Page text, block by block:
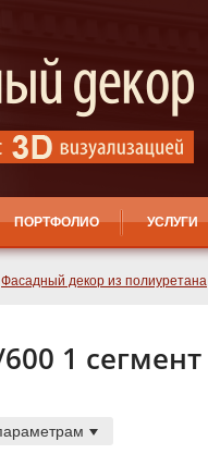
ПОРТФОЛИО УСЛУГИ
Фасадный декор из полиуретана
1 cегмент